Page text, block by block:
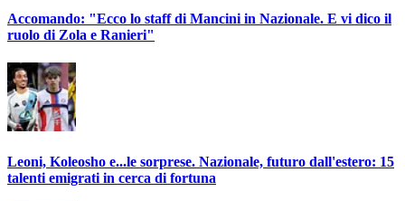
Accomando: "Ecco lo staff di Mancini in Nazionale. E vi dico il
ruolo di Zola e Ranieri"
Leoni, Koleosho e...le sorprese. Nazionale, futuro dall'estero: 15
talenti emigrati in cerca di fortuna